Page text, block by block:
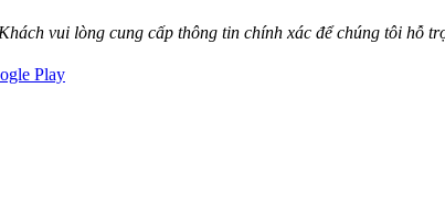
vui lòng cung cấp thông tin chính xác để chúng tôi hỗ